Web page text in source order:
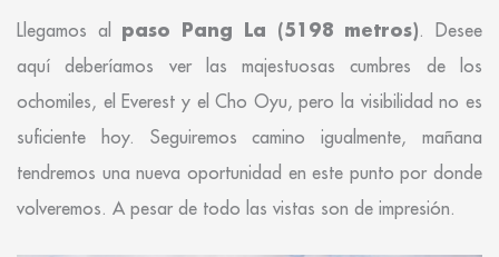
Llegamos al paso Pang La (5198 metros). Desee
aquí deberíamos ver las majestuosas cumbres de los
ochomiles, el Everest y el Cho Oyu, pero la visibilidad no es
suficiente hoy. Seguiremos camino igualmente, mañana
tendremos una nueva oportunidad en este punto por donde
volveremos. A pesar de todo las vistas son de impresión.